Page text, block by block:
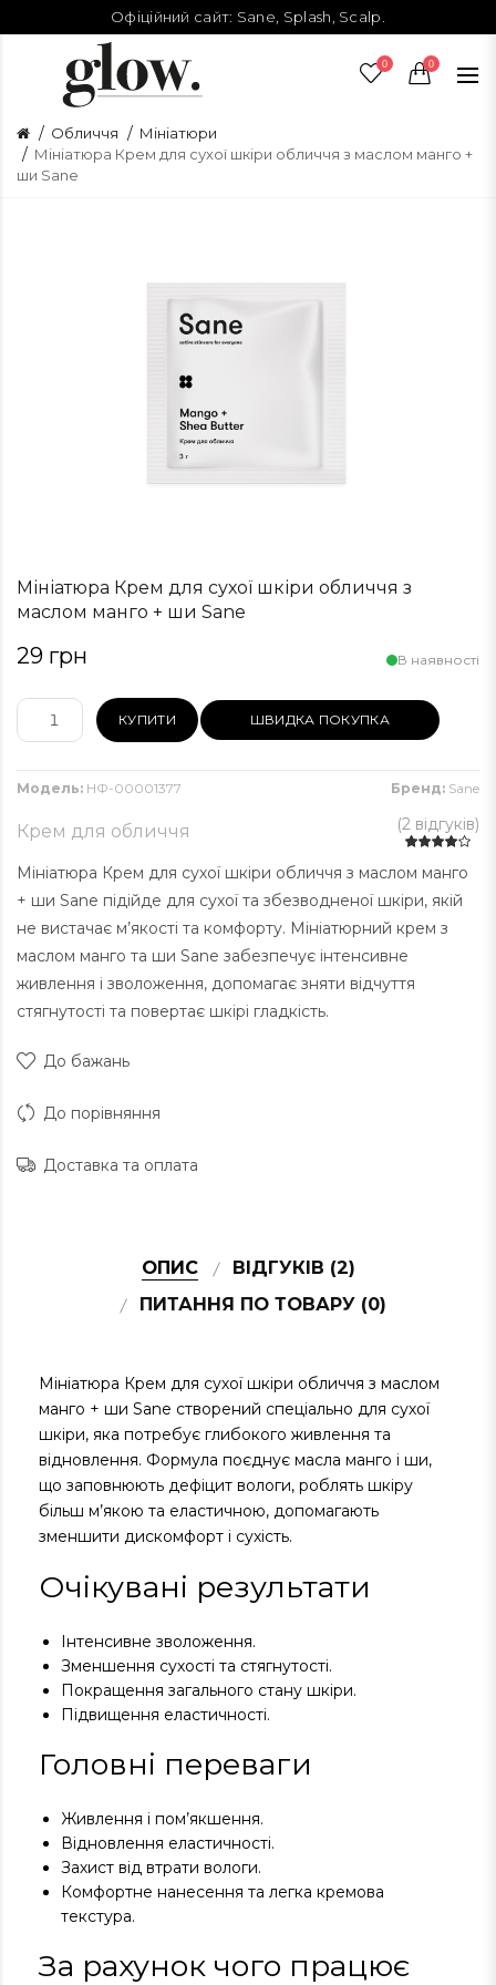
Офіційний сайт: Sane Splash Scalp
0 0
Обличчя
Мініатюри
Мініатюра Крем для сухої шкіри обличчя з маслом манго +
ши Sane
Мініатюра Крем для сухої шкіри обличчя з
маслом манго + ши Sane
Крем для обличчя (2 відгуків)
В наявності
29 грн
Мініатюра Крем для сухої шкіри обличчя з маслом манго
+ ши Sane підійде для сухої та збезводненої шкіри, якій
не вистачає м’якості та комфорту. Мініатюрний крем з
маслом манго та ши Sane забезпечує інтенсивне
живлення і зволоження, допомагає зняти відчуття
стягнутості та повертає шкірі гладкість.
Бренд: Sane
Модель: НФ-00001377
КУПИТИ ШВИДКА ПОКУПКА
До бажань
До порівняння
Доставка та оплата
ОПИС
ВІДГУКІВ (2)
ПИТАННЯ ПО ТОВАРУ (0)
Мініатюра Крем для сухої шкіри обличчя з маслом
манго + ши Sane створений спеціально для сухої
шкіри, яка потребує глибокого живлення та
відновлення. Формула поєднує масла манго і ши,
що заповнюють дефіцит вологи, роблять шкіру
більш м’якою та еластичною, допомагають
зменшити дискомфорт і сухість.
Очікувані результати
Інтенсивне зволоження.
Зменшення сухості та стягнутості.
Покращення загального стану шкіри.
Підвищення еластичності.
Головні переваги
Живлення і пом’якшення.
Відновлення еластичності.
Захист від втрати вологи.
Комфортне нанесення та легка кремова
текстура.
За рахунок чого працює